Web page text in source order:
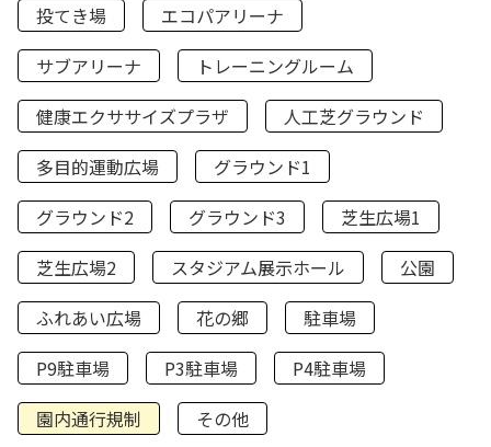
投てき場
エコパアリーナ
サブアリーナ
トレーニングルーム
健康エクササイズプラザ
人工芝グラウンド
多目的運動広場
グラウンド1
グラウンド2
グラウンド3
芝生広場1
芝生広場2
スタジアム展示ホール
公園
ふれあい広場
花の郷
駐車場
P9駐車場
P3駐車場
P4駐車場
園内通行規制
その他